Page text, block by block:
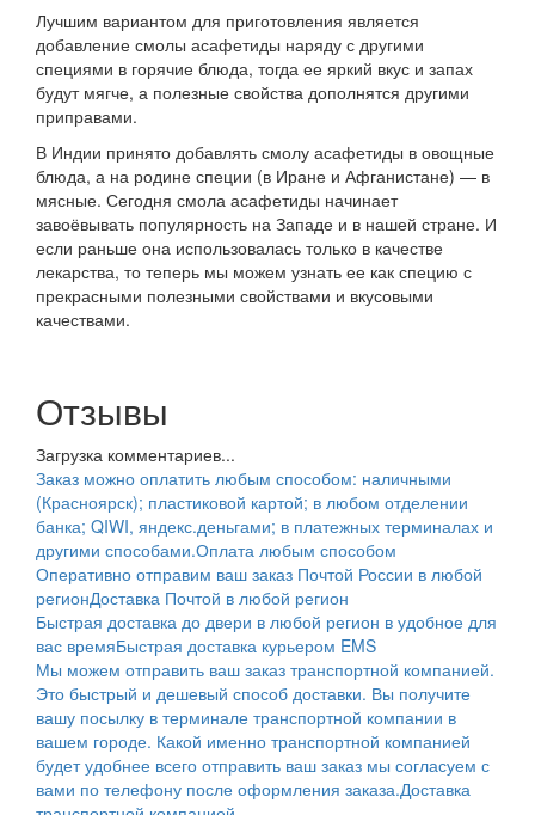
Лучшим вариантом для приготовления является
добавление смолы асафетиды наряду с другими
специями в горячие блюда, тогда ее яркий вкус и запах
будут мягче, а полезные свойства дополнятся другими
приправами.
В Индии принято добавлять смолу асафетиды в овощные
блюда, а на родине специи (в Иране и Афганистане) — в
мясные. Сегодня смола асафетиды начинает
завоёвывать популярность на Западе и в нашей стране. И
если раньше она использовалась только в качестве
лекарства, то теперь мы можем узнать ее как специю с
прекрасными полезными свойствами и вкусовыми
качествами.
Отзывы
Загрузка комментариев...
Заказ можно оплатить любым способом: наличными
(Красноярск); пластиковой картой; в любом отделении
банка; QIWI, яндекс.деньгами; в платежных терминалах и
другими способами.Оплата любым способом
Оперативно отправим ваш заказ Почтой России в любой
регионДоставка Почтой в любой регион
Быстрая доставка до двери в любой регион в удобное для
вас времяБыстрая доставка курьером EMS
Мы можем отправить ваш заказ транспортной компанией.
Это быстрый и дешевый способ доставки. Вы получите
вашу посылку в терминале транспортной компании в
вашем городе. Какой именно транспортной компанией
будет удобнее всего отправить ваш заказ мы согласуем с
вами по телефону после оформления заказа.Доставка